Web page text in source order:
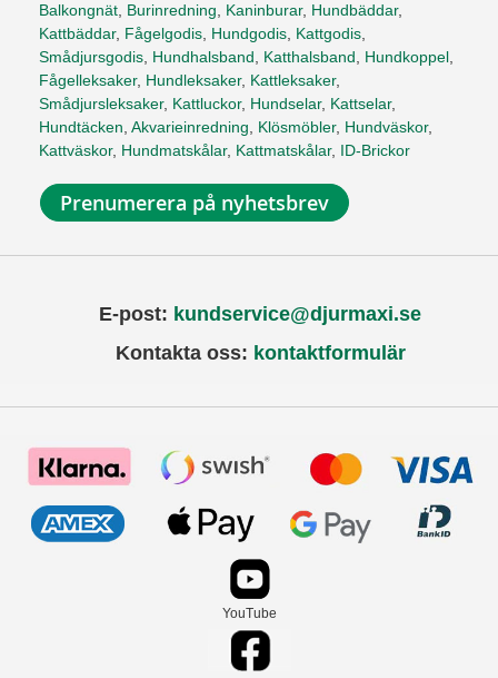
Balkongnät, Burinredning, Kaninburar, Hundbäddar,
Kattbäddar, Fågelgodis, Hundgodis, Kattgodis,
Smådjursgodis, Hundhalsband, Katthalsband, Hundkoppel,
Fågelleksaker, Hundleksaker, Kattleksaker,
Smådjursleksaker, Kattluckor, Hundselar, Kattselar,
Hundtäcken, Akvarieinredning, Klösmöbler, Hundväskor,
Kattväskor, Hundmatskålar, Kattmatskålar, ID-Brickor
Prenumerera på nyhetsbrev
E-post: kundservice@djurmaxi.se
Kontakta oss: kontaktformulär
YouTube